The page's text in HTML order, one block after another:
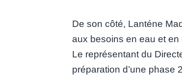
De son côté, Lanténe
aux besoins en eau et en
Le représentant du
préparation d’une phase